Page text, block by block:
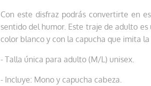
Con este disfraz podrás convertirte en
sentido del humor. Este traje de adulto
color blanco y con la capucha que imita
- Talla única para adulto (M/L) unisex.
- Incluye: Mono y capucha cabeza.